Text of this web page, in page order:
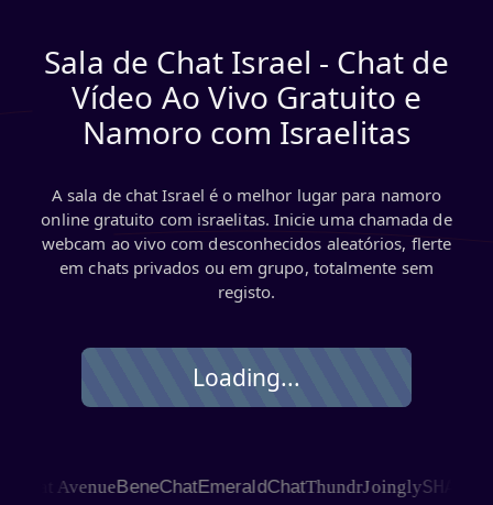
Sala de Chat Israel - Chat de
Vídeo Ao Vivo Gratuito e
Namoro com Israelitas
A sala de chat Israel é o melhor lugar para namoro
online gratuito com israelitas. Inicie uma chamada de
webcam ao vivo com desconhecidos aleatórios, flerte
em chats privados ou em grupo, totalmente sem
registo.
Loading...
AvenueBeneChatEmeraldChatThundrJoinglySHAGLE